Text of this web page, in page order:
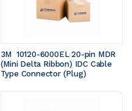
3M  10120-6000EL 20-pin MDR
(Mini Delta Ribbon) IDC Cable
Type Connector (Plug)